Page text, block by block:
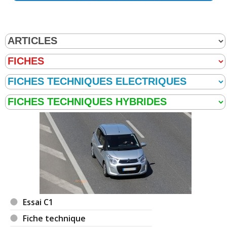
Essai C1
Fiche technique